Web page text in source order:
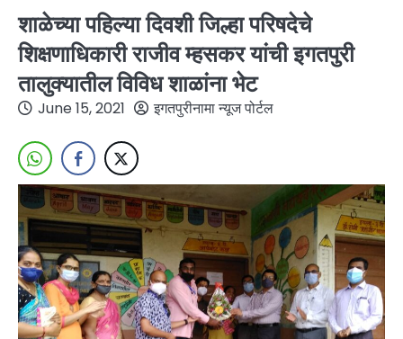
शाळेच्या पहिल्या दिवशी जिल्हा परिषदेचे
शिक्षणाधिकारी राजीव म्हसकर यांची इगतपुरी
तालुक्यातील विविध शाळांना भेट
June 15, 2021 इगतपुरीनामा न्यूज पोर्टल